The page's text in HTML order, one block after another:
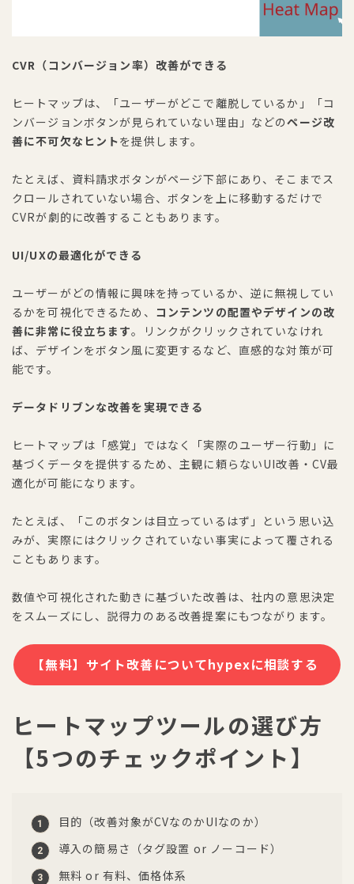
CVR（コンバージョン率）改善ができる
ヒートマップは、「ユーザーがどこで離脱しているか」「コ
ンバージョンボタンが見られていない理由」などのページ改
善に不可欠なヒントを提供します。
たとえば、資料請求ボタンがページ下部にあり、そこまでス
クロールされていない場合、ボタンを上に移動するだけで
CVRが劇的に改善することもあります。
UI/UXの最適化ができる
ユーザーがどの情報に興味を持っているか、逆に無視してい
るかを可視化できるため、 コンテンツの配置やデザインの改
善に非常に役立ちます。リンクがクリックされていなけれ
ば、デザインをボタン風に変更するなど、直感的な対策が可
能です。
データドリブンな改善を実現できる
ヒートマップは「感覚」ではなく「実際のユーザー行動」に
基づくデータを提供するため、主観に頼らないUI改善・CV最
適化が可能になります。
たとえば、「このボタンは目立っているはず」という思い込
みが、実際にはクリックされていない事実によって覆される
こともあります。
数値や可視化された動きに基づいた改善は、社内の意思決定
をスムーズにし、説得力のある改善提案にもつながります。
【無料】サイト改善についてhypexに相談する
ヒートマップツールの選び方
【5つのチェックポイント】
目的（改善対象がCVなのかUIなのか）
導入の簡易さ（タグ設置 or ノーコード）
無料 or 有料、価格体系